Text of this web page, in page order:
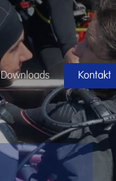
Downloads Kontakt